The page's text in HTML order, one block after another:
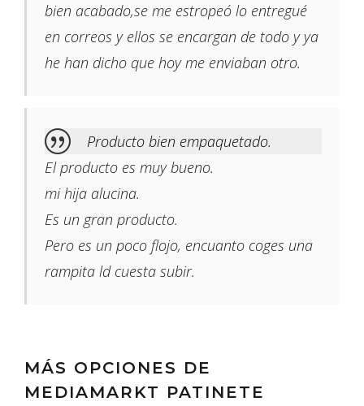
bien acabado,se me estropeó lo entregué
en correos y ellos se encargan de todo y ya
he han dicho que hoy me enviaban otro.
Producto bien empaquetado.
El producto es muy bueno.
mi hija alucina.
Es un gran producto.
Pero es un poco flojo, encuanto coges una
rampita ld cuesta subir.
MÁS OPCIONES DE
MEDIAMARKT PATINETE